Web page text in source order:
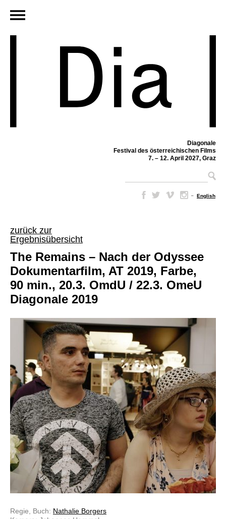
Diagonale
Festival des österreichischen Films
7. – 12. April 2027, Graz
– English
zurück zur
Ergebnisübersicht
The Remains – Nach der Odyssee
Dokumentarfilm, AT 2019, Farbe,
90 min., 20.3. OmdU / 22.3. OmeU
Diagonale 2019
Regie, Buch: Nathalie Borgers